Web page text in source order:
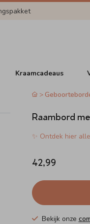
Kraamcadeaus
Raambord
✨ Ontdek hier
42,99
Bekijk onze